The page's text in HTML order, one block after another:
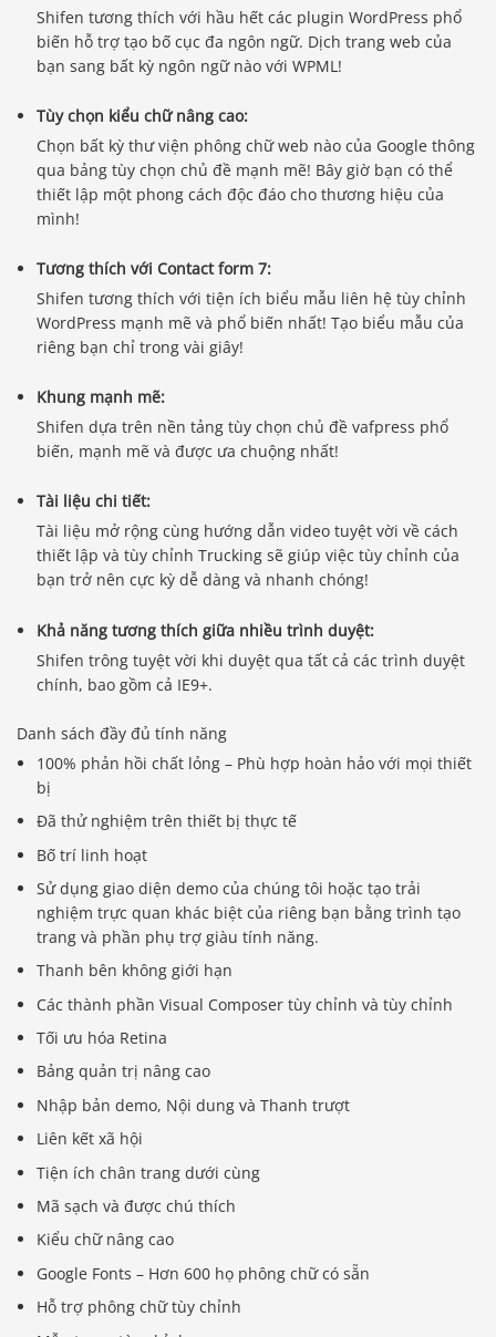
Shifen tương thích với hầu hết các plugin WordPress phổ
biến hỗ trợ tạo bố cục đa ngôn ngữ. Dịch trang web của
bạn sang bất kỳ ngôn ngữ nào với WPML!
Tùy chọn kiểu chữ nâng cao:
Chọn bất kỳ thư viện phông chữ web nào của Google thông
qua bảng tùy chọn chủ đề mạnh mẽ! Bây giờ bạn có thể
thiết lập một phong cách độc đáo cho thương hiệu của
mình!
Tương thích với Contact form 7:
Shifen tương thích với tiện ích biểu mẫu liên hệ tùy chỉnh
WordPress mạnh mẽ và phổ biến nhất! Tạo biểu mẫu của
riêng bạn chỉ trong vài giây!
Khung mạnh mẽ:
Shifen dựa trên nền tảng tùy chọn chủ đề vafpress phổ
biến, mạnh mẽ và được ưa chuộng nhất!
Tài liệu chi tiết:
Tài liệu mở rộng cùng hướng dẫn video tuyệt vời về cách
thiết lập và tùy chỉnh Trucking sẽ giúp việc tùy chỉnh của
bạn trở nên cực kỳ dễ dàng và nhanh chóng!
Khả năng tương thích giữa nhiều trình duyệt:
Shifen trông tuyệt vời khi duyệt qua tất cả các trình duyệt
chính, bao gồm cả IE9+.
Danh sách đầy đủ tính năng
100% phản hồi chất lỏng – Phù hợp hoàn hảo với mọi thiết
bị
Đã thử nghiệm trên thiết bị thực tế
Bố trí linh hoạt
Sử dụng giao diện demo của chúng tôi hoặc tạo trải
nghiệm trực quan khác biệt của riêng bạn bằng trình tạo
trang và phần phụ trợ giàu tính năng.
Thanh bên không giới hạn
Các thành phần Visual Composer tùy chỉnh và tùy chỉnh
Tối ưu hóa Retina
Bảng quản trị nâng cao
Nhập bản demo, Nội dung và Thanh trượt
Liên kết xã hội
Tiện ích chân trang dưới cùng
Mã sạch và được chú thích
Kiểu chữ nâng cao
Google Fonts – Hơn 600 họ phông chữ có sẵn
Hỗ trợ phông chữ tùy chỉnh